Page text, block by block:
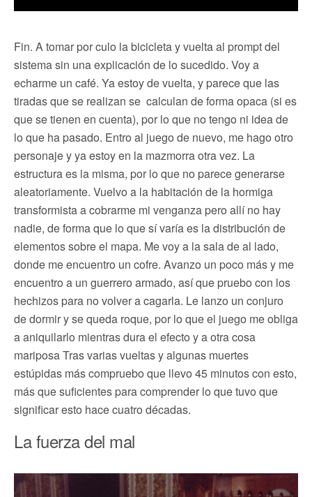
Fin. A tomar por culo la bicicleta y vuelta al prompt del
sistema sin una explicación de lo sucedido. Voy a
echarme un café. Ya estoy de vuelta, y parece que las
tiradas que se realizan se calculan de forma opaca (si es
que se tienen en cuenta), por lo que no tengo ni idea de
lo que ha pasado. Entro al juego de nuevo, me hago otro
personaje y ya estoy en la mazmorra otra vez. La
estructura es la misma, por lo que no parece generarse
aleatoriamente. Vuelvo a la habitación de la hormiga
transformista a cobrarme mi venganza pero allí no hay
nadie, de forma que lo que sí varía es la distribución de
elementos sobre el mapa. Me voy a la sala de al lado,
donde me encuentro un cofre. Avanzo un poco más y me
encuentro a un guerrero armado, así que pruebo con los
hechizos para no volver a cagarla. Le lanzo un conjuro
de dormir y se queda roque, por lo que el juego me obliga
a aniquilarlo mientras dura el efecto y a otra cosa
mariposa Tras varias vueltas y algunas muertes
estúpidas más compruebo que llevo 45 minutos con esto,
más que suficientes para comprender lo que tuvo que
significar esto hace cuatro décadas.
La fuerza del mal